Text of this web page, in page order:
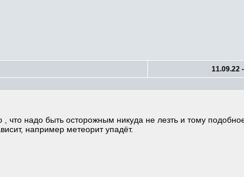
11.09.22
что надо быть осторожным никуда не лезть и тому
например метеорит упадёт.